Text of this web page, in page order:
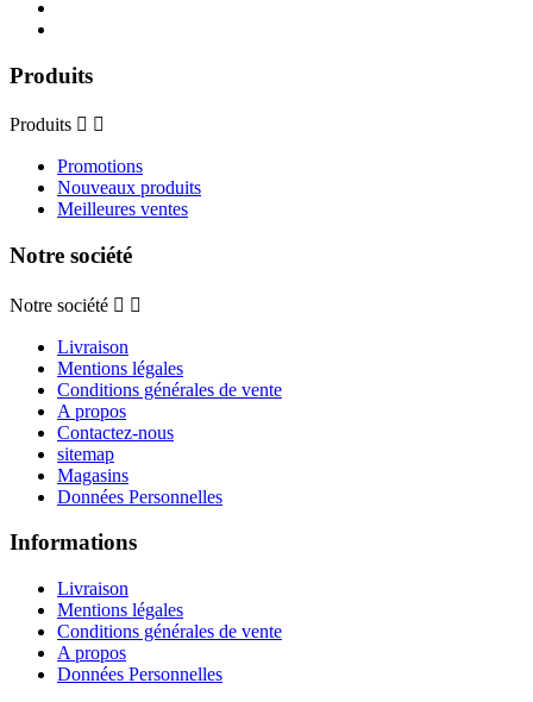
Produits
Produits  
Promotions
Nouveaux produits
Meilleures ventes
Notre société
Notre société  
Livraison
Mentions légales
Conditions générales de vente
A propos
Contactez-nous
sitemap
Magasins
Données Personnelles
Informations
Livraison
Mentions légales
Conditions générales de vente
A propos
Données Personnelles